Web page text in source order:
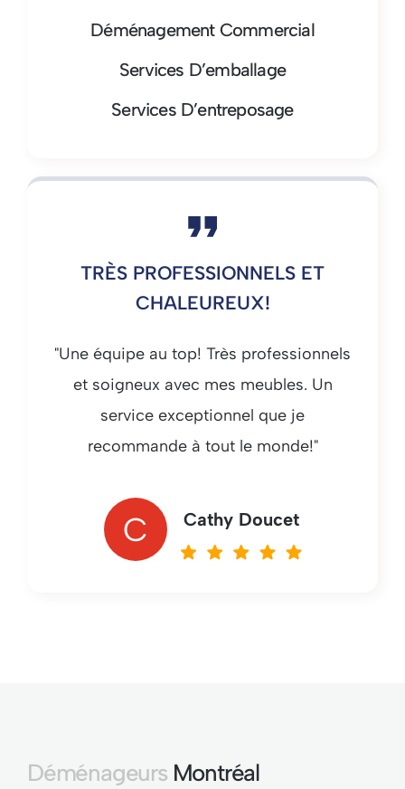
Déménagement Commercial
Services D’emballage
Services D’entreposage
TRÈS PROFESSIONNELS ET
CHALEUREUX!
"Une équipe au top! Très professionnels
et soigneux avec mes meubles. Un
service exceptionnel que je
recommande à tout le monde!"
C Cathy Doucet
DéménageursMontréal